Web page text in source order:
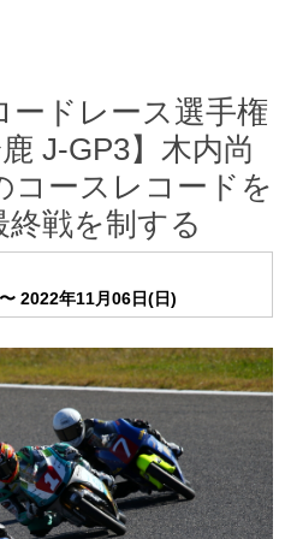
ードレース選手権
J-GP3】木内尚
コースレコードを
戦を制する
2022年11月06日(日)